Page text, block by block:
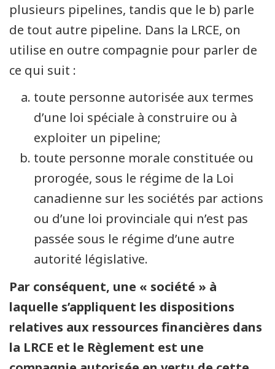
plusieurs pipelines, tandis que le b) parle
de tout autre pipeline. Dans la LRCE, on
utilise en outre compagnie pour parler de
ce qui suit :
toute personne autorisée aux termes
d’une loi spéciale à construire ou à
exploiter un pipeline;
toute personne morale constituée ou
prorogée, sous le régime de la Loi
canadienne sur les sociétés par actions
ou d’une loi provinciale qui n’est pas
passée sous le régime d’une autre
autorité législative.
Par conséquent, une « société » à
laquelle s’appliquent les dispositions
relatives aux ressources financières dans
la LRCE et le Règlement est une